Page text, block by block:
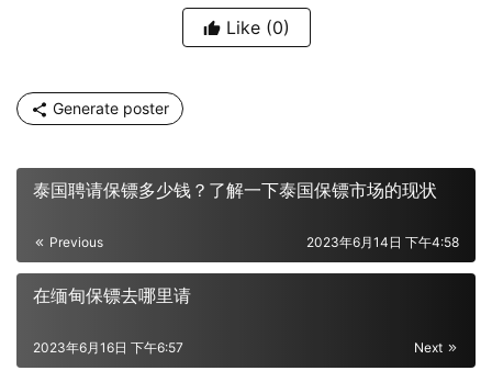
Like (0)
Generate poster
泰国聘请保镖多少钱？了解一下泰国保镖市场的现状
Previous 2023年6月14日 下午4:58
在缅甸保镖去哪里请
Next
2023年6月16日 下午6:57